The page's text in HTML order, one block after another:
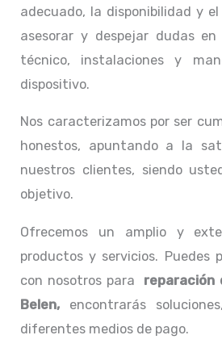
adecuado, la disponibilidad y
asesorar y despejar dudas
técnico, instalaciones y
dispositivo.
Nos caracterizamos por ser
honestos, apuntando a la
nuestros clientes, siendo
objetivo.
Ofrecemos un amplio y
productos y servicios. Puedes
con nosotros para reparación
Belen, encontrarás
diferentes medios de pago.